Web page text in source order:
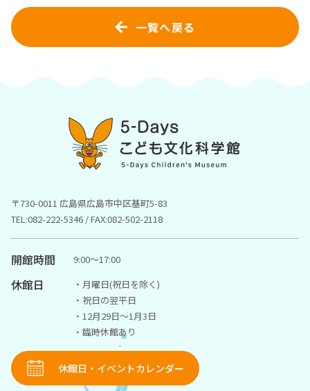
一覧へ戻る
〒730-0011 広島県広島市中区基町5-83
TEL:082-222-5346 / FAX:082-502-2118
開館時間 9:00〜17:00
休館日
・月曜日(祝日を除く)
・祝日の翌平日
・12月29日～1月3日
・臨時休館あり
休館日・イベントカレンダー